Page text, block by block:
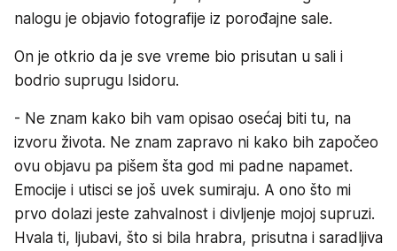
nalogu je objavio fotografije iz porođajne sale.
On je otkrio da je sve vreme bio prisutan u sali i
bodrio suprugu Isidoru.
- Ne znam kako bih vam opisao osećaj biti tu, na
izvoru života. Ne znam zapravo ni kako bih započeo
ovu objavu pa pišem šta god mi padne napamet.
Emocije i utisci se još uvek sumiraju. A ono što mi
prvo dolazi jeste zahvalnost i divljenje mojoj supruzi.
Hvala ti, ljubavi, što si bila hrabra, prisutna i saradljiva